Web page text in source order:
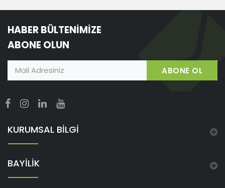
HABER BÜLTENİMİZE
ABONE OLUN
ABONE OL
KURUMSAL BİLGİ
BAYİLİK